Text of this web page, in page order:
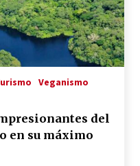
Veganismo
del
en su máximo